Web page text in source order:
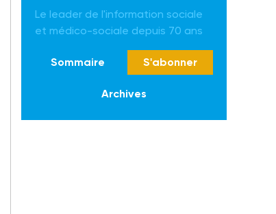
Le leader de l'information sociale
et médico-sociale depuis 70 ans
Sommaire S'abonner
Archives